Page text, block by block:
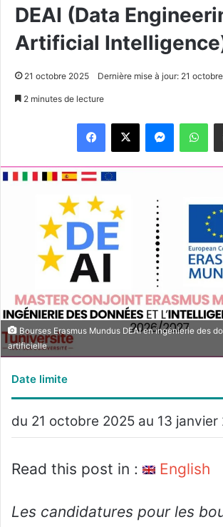
DEAI (Data
Artificial
21 octobre 2025 Dernière mise à jour: 21
2 minutes de lecture
Messenger
Bourses Erasmus Mundus DEAI en ingénierie des
artificielle
Date limite
du 21 octobre 2025 au 13 janvier
Read this post in : English
Les candidatures pour les